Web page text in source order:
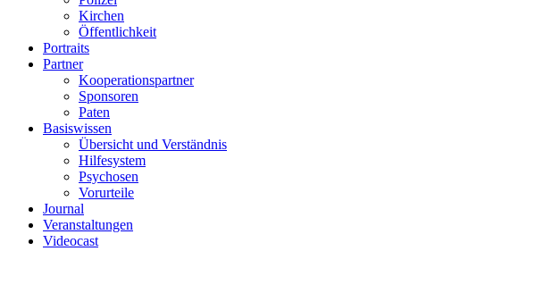
Kirchen
Öffentlichkeit
Portraits
Partner
Kooperationspartner
Sponsoren
Paten
Basiswissen
Übersicht und Verständnis
Hilfesystem
Psychosen
Vorurteile
Journal
Veranstaltungen
Videocast